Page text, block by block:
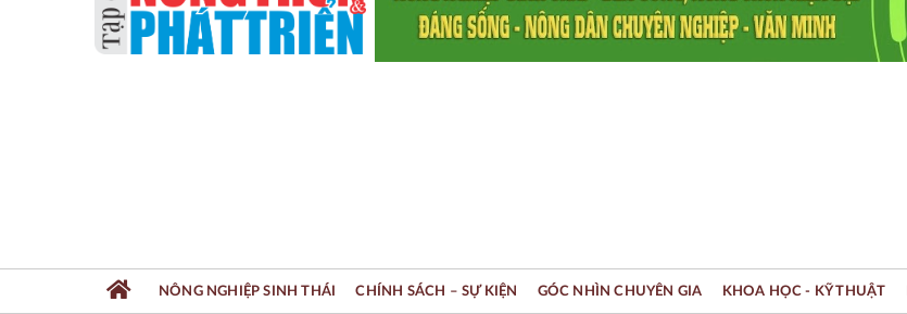
NÔNG NGHIỆP SINH THÁI CHÍNH SÁCH – SỰ KIỆN GÓC NHÌN CHUYÊN GIA KHOA HỌC - KỸ THUẬT